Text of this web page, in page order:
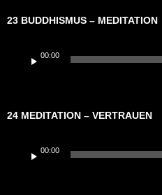
23 BUDDHISMUS – MEDITATION
Player
00:00
24 MEDITATION – VERTRAUEN
Player
00:00